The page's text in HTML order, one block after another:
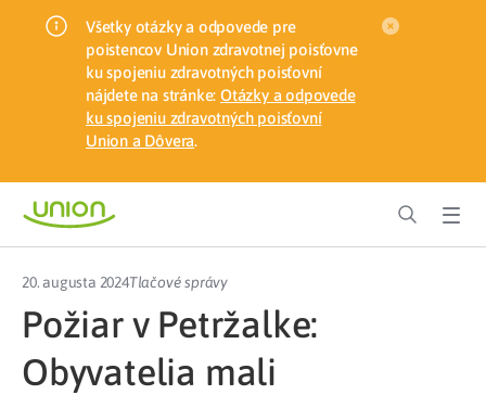
Všetky otázky a odpovede pre
poistencov Union zdravotnej poisťovne
ku spojeniu zdravotných poisťovní
nájdete na stránke: Otázky a odpovede
ku spojeniu zdravotných poisťovní
Union a Dôvera.
20. augusta 2024Tlačové správy
Požiar v Petržalke:
Obyvatelia mali